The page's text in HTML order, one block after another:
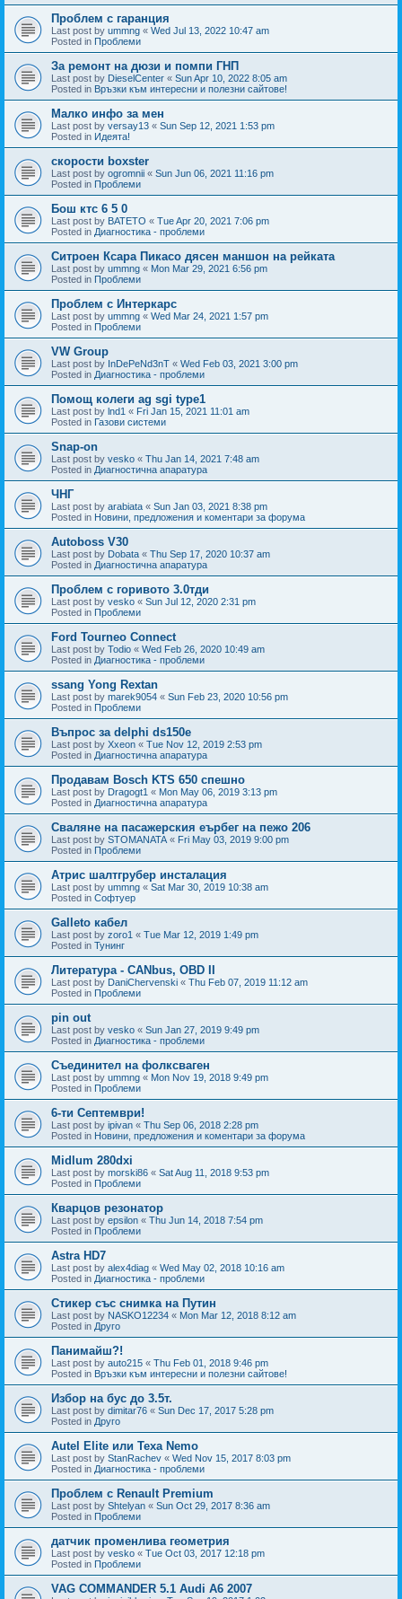
Проблем с гаранция
Last post by ummng « Wed Jul 13, 2022 10:47 am
Posted in Проблеми
За ремонт на дюзи и помпи ГНП
Last post by DieselCenter « Sun Apr 10, 2022 8:05 am
Posted in Връзки към интересни и полезни сайтове!
Малко инфо за мен
Last post by versay13 « Sun Sep 12, 2021 1:53 pm
Posted in Идеята!
скорости boxster
Last post by ogromnii « Sun Jun 06, 2021 11:16 pm
Posted in Проблеми
Бош ктс 6 5 0
Last post by BATETO « Tue Apr 20, 2021 7:06 pm
Posted in Диагностика - проблеми
Ситроен Ксара Пикасо дясен маншон на рейката
Last post by ummng « Mon Mar 29, 2021 6:56 pm
Posted in Проблеми
Проблем с Интеркарс
Last post by ummng « Wed Mar 24, 2021 1:57 pm
Posted in Проблеми
VW Group
Last post by InDePeNd3nT « Wed Feb 03, 2021 3:00 pm
Posted in Диагностика - проблеми
Помощ колеги ag sgi type1
Last post by lnd1 « Fri Jan 15, 2021 11:01 am
Posted in Газови системи
Snap-on
Last post by vesko « Thu Jan 14, 2021 7:48 am
Posted in Диагностична апаратура
ЧНГ
Last post by arabiata « Sun Jan 03, 2021 8:38 pm
Posted in Новини, предложения и коментари за форума
Autoboss V30
Last post by Dobata « Thu Sep 17, 2020 10:37 am
Posted in Диагностична апаратура
Проблем с горивото 3.0тди
Last post by vesko « Sun Jul 12, 2020 2:31 pm
Posted in Проблеми
Ford Tourneo Connect
Last post by Todio « Wed Feb 26, 2020 10:49 am
Posted in Диагностика - проблеми
ssang Yong Rextan
Last post by marek9054 « Sun Feb 23, 2020 10:56 pm
Posted in Проблеми
Въпрос за delphi ds150e
Last post by Xxeon « Tue Nov 12, 2019 2:53 pm
Posted in Диагностична апаратура
Продавам Bosch KTS 650 спешно
Last post by Dragogt1 « Mon May 06, 2019 3:13 pm
Posted in Диагностична апаратура
Сваляне на пасажерския еърбег на пежо 206
Last post by STOMANATA « Fri May 03, 2019 9:00 pm
Posted in Проблеми
Атрис шалтгрубер инсталация
Last post by ummng « Sat Mar 30, 2019 10:38 am
Posted in Софтуер
Galleto кабел
Last post by zoro1 « Tue Mar 12, 2019 1:49 pm
Posted in Тунинг
Литература - CANbus, OBD II
Last post by DaniChervenski « Thu Feb 07, 2019 11:12 am
Posted in Проблеми
pin out
Last post by vesko « Sun Jan 27, 2019 9:49 pm
Posted in Диагностика - проблеми
Съединител на фолксваген
Last post by ummng « Mon Nov 19, 2018 9:49 pm
Posted in Проблеми
6-ти Септември!
Last post by ipivan « Thu Sep 06, 2018 2:28 pm
Posted in Новини, предложения и коментари за форума
Midlum 280dxi
Last post by morski86 « Sat Aug 11, 2018 9:53 pm
Posted in Проблеми
Кварцов резонатор
Last post by epsilon « Thu Jun 14, 2018 7:54 pm
Posted in Проблеми
Astra HD7
Last post by alex4diag « Wed May 02, 2018 10:16 am
Posted in Диагностика - проблеми
Стикер със снимка на Путин
Last post by NASKO12234 « Mon Mar 12, 2018 8:12 am
Posted in Друго
Панимайш?!
Last post by auto215 « Thu Feb 01, 2018 9:46 pm
Posted in Връзки към интересни и полезни сайтове!
Избор на бус до 3.5т.
Last post by dimitar76 « Sun Dec 17, 2017 5:28 pm
Posted in Друго
Autel Elite или Texa Nemo
Last post by StanRachev « Wed Nov 15, 2017 8:03 pm
Posted in Диагностика - проблеми
Проблем с Renault Premium
Last post by Shtelyan « Sun Oct 29, 2017 8:36 am
Posted in Проблеми
датчик променлива геометрия
Last post by vesko « Tue Oct 03, 2017 12:18 pm
Posted in Проблеми
VAG COMMANDER 5.1 Audi A6 2007